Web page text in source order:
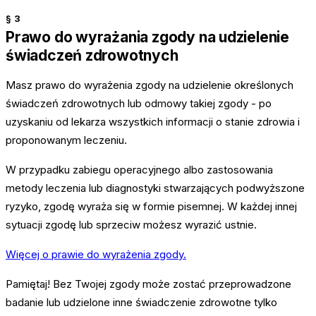
§ 3
Prawo do wyrażania zgody na udzielenie
świadczeń zdrowotnych
Masz prawo do wyrażenia zgody na udzielenie określonych
świadczeń zdrowotnych lub odmowy takiej zgody - po
uzyskaniu od lekarza wszystkich informacji o stanie zdrowia i
proponowanym leczeniu.
W przypadku zabiegu operacyjnego albo zastosowania
metody leczenia lub diagnostyki stwarzających podwyższone
ryzyko, zgodę wyraża się w formie pisemnej. W każdej innej
sytuacji zgodę lub sprzeciw możesz wyrazić ustnie.
Więcej o prawie do wyrażenia zgody.
Pamiętaj! Bez Twojej zgody może zostać przeprowadzone
badanie lub udzielone inne świadczenie zdrowotne tylko